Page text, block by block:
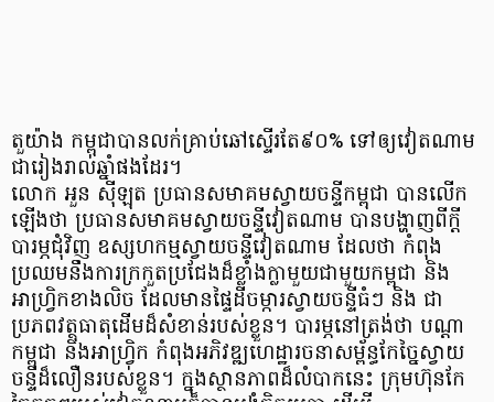
តួយ៉ាង កម្ពុជាបានលក់គ្រាប់ឆៅស្ទើរតែ៩០% ទៅឲ្យវៀតណាម
ជារៀងរាល់ឆ្នាំផងដែរ។
លោក អួន ស៊ីឡុត ប្រធានសមាគមស្វាយចន្ទីកម្ពុជា បានលើក
ឡើងថា ប្រធានសមាគមស្វាយចន្ទីវៀតណាម បានបង្ហាញពីក្ដី
បារម្ភជុំវិញ ឧស្សហកម្មស្វាយចន្ទីវៀតណាម ដែលថា កំពុង
ប្រឈមនឹងការក្រកួតប្រជែងដ៏ខ្លាំងក្លាមួយជាមួយកម្ពុជា និង
អាហ្វ្រិកខាងលិច ដែលមានផ្ទៃដីចម្ការស្វាយចន្ទីធំៗ និង ជា
ប្រភពវត្ថុធាតុដើមដ៏សំខាន់របស់ខ្លួន។ បារម្ភនៅត្រង់ថា បណ្តា
កម្ពុជា និងអាហ្វ្រិក កំពុងអភិវឌ្ឍហេដ្ឋារចនាសម្ព័ន្ធកែច្នៃស្វាយ
ចន្ទីដ៏លឿនរបស់ខ្លួន។ ក្នុងស្ថានភាពដ៏លំបាកនេះ ក្រុមហ៊ុនកែ